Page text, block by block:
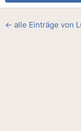
← alle Einträge von